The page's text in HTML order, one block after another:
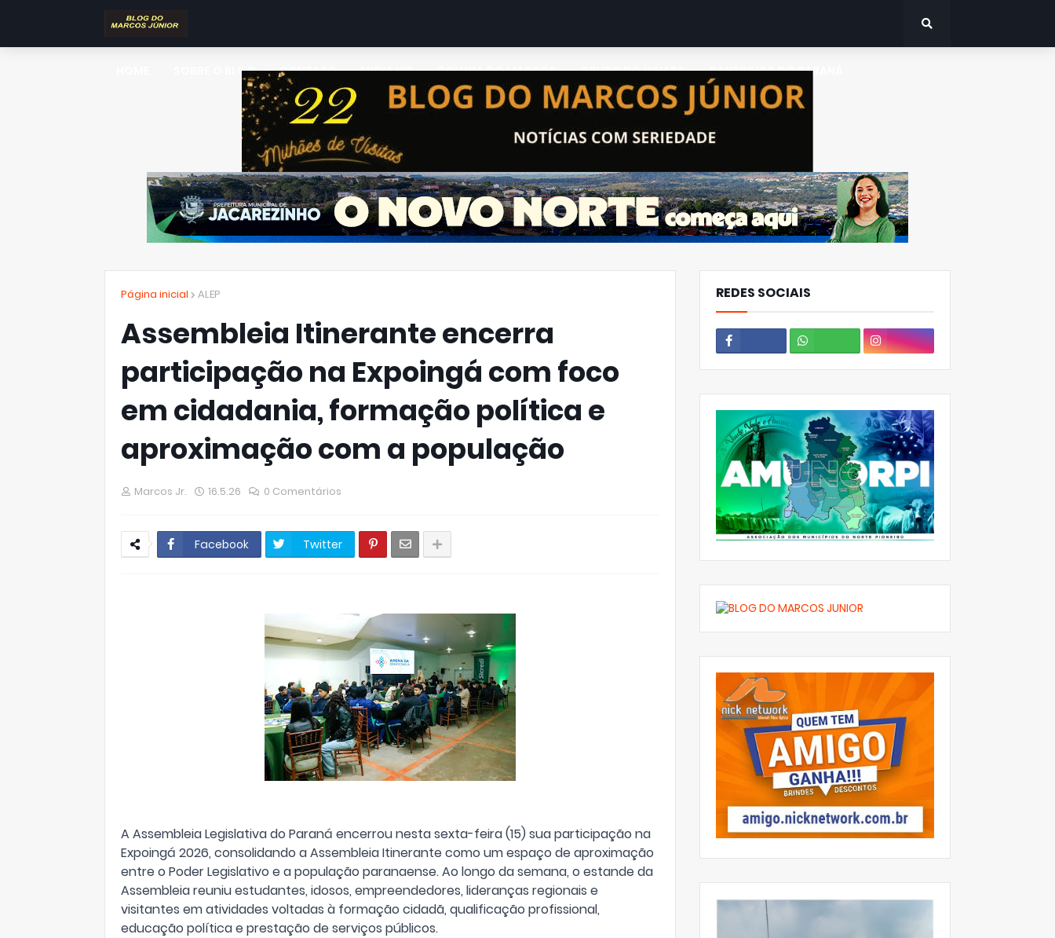
SOBRE O BLOG CONTATO MIDIA KIT COLUNA DO MARCOS GRUPO DO WHATS CANTINHOS DO PARANÁ
Página inicial ALEP
Assembleia Itinerante encerra
participação na Expoingá com foco
em cidadania, formação política e
aproximação com a população
Marcos Jr. 16.5.26 0 Comentários
Facebook Twitter
A Assembleia Legislativa do Paraná encerrou nesta sexta-feira (15) sua participação na
Expoingá 2026, consolidando a Assembleia Itinerante como um espaço de aproximação
entre o Poder Legislativo e a população paranaense. Ao longo da semana, o estande da
Assembleia reuniu estudantes, idosos, empreendedores, lideranças regionais e
visitantes em atividades voltadas à formação cidadã, qualificação profissional,
educação política e prestação de serviços públicos.
REDES SOCIAIS